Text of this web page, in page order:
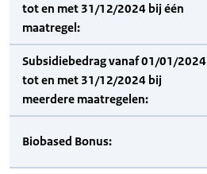
tot en met 31/12/2024 bij één
maatregel:
Subsidiebedrag vanaf 01/01/2024
tot en met 31/12/2024 bij
meerdere maatregelen:
Biobased Bonus: